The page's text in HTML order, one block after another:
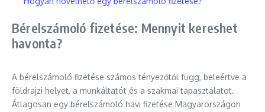
Bérelszámoló fizetése: Mennyit kereshet
havonta?
A bérelszámoló fizetése számos tényezőtől függ, beleértve a
földrajzi helyet, a munkáltatót és a szakmai tapasztalatot.
Átlagosan egy bérelszámoló havi fizetése Magyarországon